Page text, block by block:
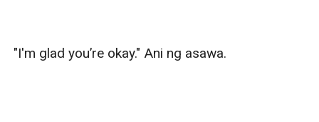
"I'm glad you’re okay." Ani ng asawa.